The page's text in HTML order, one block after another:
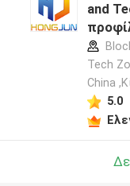
and
Tech
China
5.0